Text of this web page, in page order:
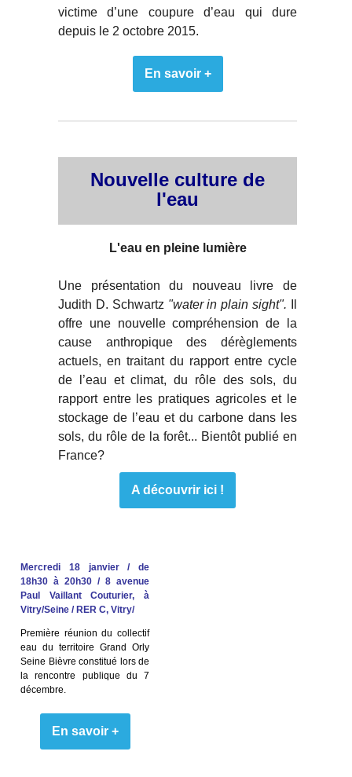
victime d’une coupure d’eau qui dure
depuis le 2 octobre 2015.
En savoir +
Nouvelle culture de
l'eau
L'eau en pleine lumière
Une présentation du nouveau livre de
Judith D. Schwartz "water in plain sight".
offre une nouvelle compréhension de la
cause anthropique des dérèglements
actuels, en traitant du rapport entre cycle
de l’eau et climat, du rôle des sols, du
rapport entre les pratiques agricoles et le
stockage de l’eau et du carbone dans les
sols, du rôle de la forêt... Bientôt publié en
France?
A découvrir ici !
Mercredi 18 janvier / de
18h30 à 20h30 / 8 avenue
Paul Vaillant Couturier, à
Vitry/Seine / RER C, Vitry/
Première réunion du collectif
eau du territoire Grand Orly
Seine Bièvre constitué lors de
la rencontre publique du 7
décembre.
En savoir +